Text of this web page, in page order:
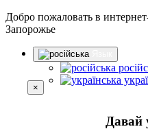
Добро пожаловать в
Запорожье
×
Давай